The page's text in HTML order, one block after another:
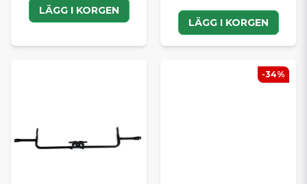
LÄGG I KORGEN
LÄGG I KORGEN
-34%